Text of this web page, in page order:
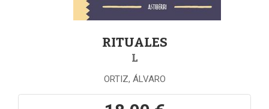
RITUALES
L
ORTIZ, ÁLVARO